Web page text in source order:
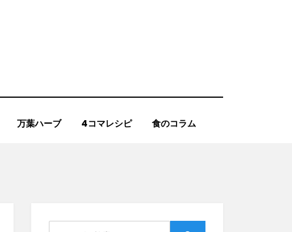
万葉ハーブ 4コマレシピ 食のコラム